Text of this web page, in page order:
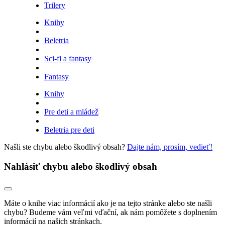
Trilery
Knihy
Beletria
Sci-fi a fantasy
Fantasy
Knihy
Pre deti a mládež
Beletria pre deti
Našli ste chybu alebo škodlivý obsah? Dajte nám, prosím, vedieť!
Nahlásiť chybu alebo škodlivý obsah
Máte o knihe viac informácií ako je na tejto stránke alebo ste našli
chybu? Budeme vám veľmi vďační, ak nám pomôžete s doplnením
informácií na našich stránkach.